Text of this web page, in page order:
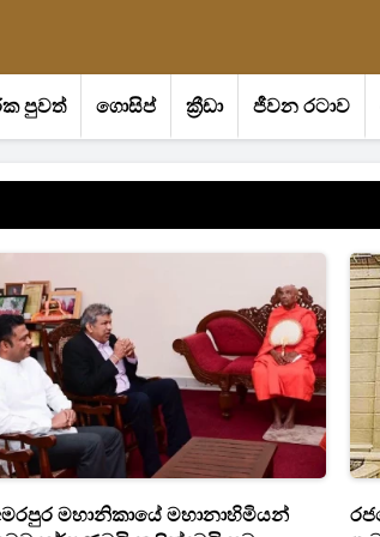
පුවත් ගොසිප් ක්‍රීඩා ජීවන රටාව
මහානිකායේ මහානාහිමියන්